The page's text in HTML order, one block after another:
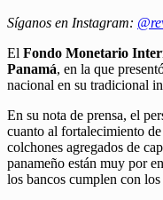
Síganos en Instagram:
El Fondo Monetario
Panamá, en la que
nacional en su tradicional
En su nota de prensa, el
cuanto al fortalecimiento
colchones agregados de
panameño están muy por
los bancos cumplen con